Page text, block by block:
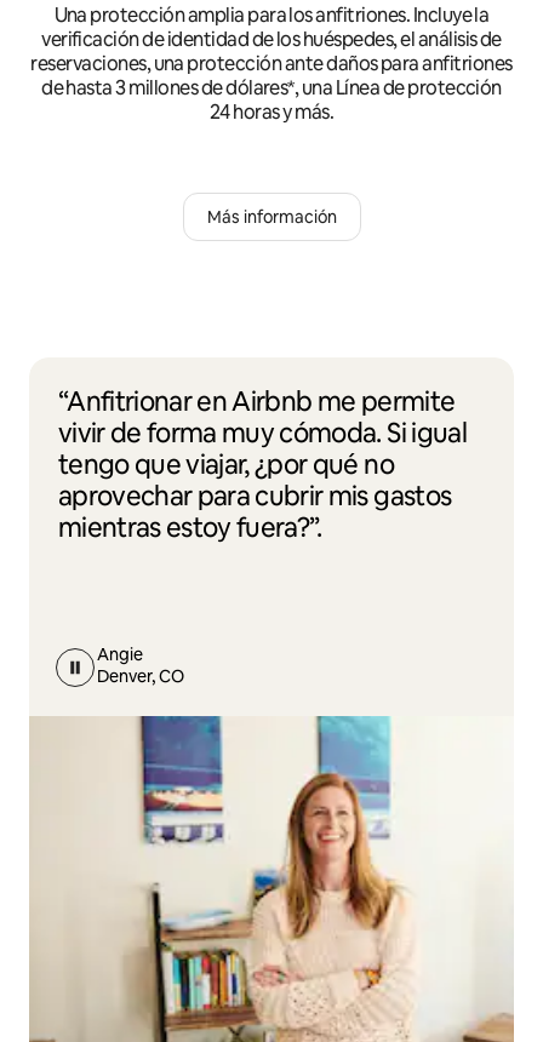
Una protección amplia para los anfitriones. Incluye la
verificación de identidad de los huéspedes, el análisis de
reservaciones, una protección ante daños para anfitriones
de hasta 3 millones de dólares*, una Línea de protección
24 horas y más.
Más información
“Anfitrionar en Airbnb me permite
vivir de forma muy cómoda. Si igual
tengo que viajar, ¿por qué no
aprovechar para cubrir mis gastos
mientras estoy fuera?”.
Angie
Denver, CO